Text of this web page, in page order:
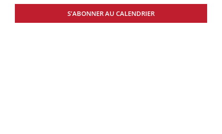
de
vues
S’ABONNER AU CALENDRIER